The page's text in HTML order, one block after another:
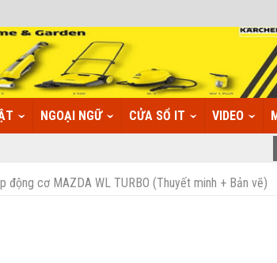
NGOẠI NGỮ CỬA SỔ IT VIDEO
động cơ MAZDA WL TURBO (Thuyết minh + Bản vẽ)